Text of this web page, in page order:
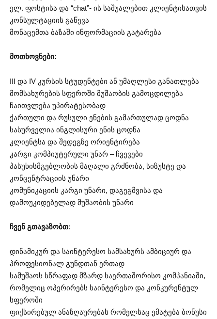
ელ. ფოსტისა და “chat”- ის საშუალებით კლიენტისათვის
კონსულტაციის გაწევა
მონაცემთა ბაზაში ინფორმაციის გატარება
მოთხოვნები:
III და IV კურსის სტუდენტები ან უმაღლესი განათლება
მომსახურების სფეროში მუშაობის გამოცდილება
ჩაითვლება უპირატესობად
ქართული და რუსული ენების გამართულად ცოდნა
სასურველია ინგლისური ენის ცოდნა
კლიენტსა და შედეგზე ორიენტირება
კარგი კომპიუტერული უნარ – ჩვევები
პასუხისმგებლობის მაღალი გრძნობა, სიზუსტე და
კონცენტრაციის უნარი
კომუნიკაციის კარგი უნარი, დაგეგმვისა და
დამოუკიდებელად მუშაობის უნარი
ჩვენ გთავაზობთ:
დინამიკურ და საინტერესო სამსახურს ამბიციურ და
პროფესიონალ გუნდთან ერთად
სამუშაოს სწრაფად მზარდ საერთაშორისო კომპანიაში,
რომელიც ოპერირებს საინტერესო და კონკურენტულ
სფეროში
ფიქსირებულ ანაზღაურებას რომელსაც ემატება ბონუსი